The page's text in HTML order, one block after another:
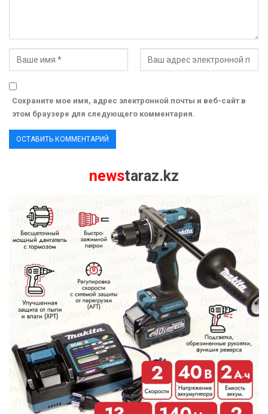
Сохраните мое имя, адрес электронной почты и веб-сайт в
этом браузере для следующего комментария.
newstaraz.kz